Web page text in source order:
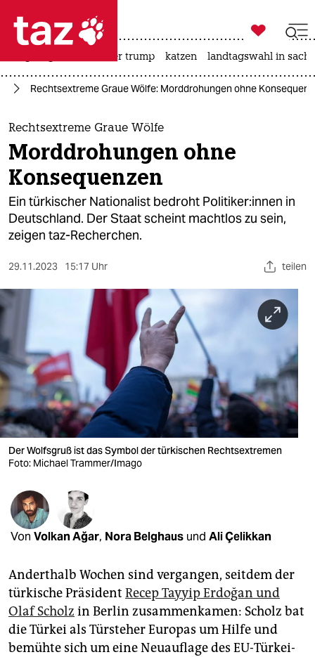
 taz zahl ich
taz zahl ich
themen
politik
öko
gesellschaft
sport
berlin
nord
wahrheit
verlag
verlag
veranstaltungen
shop
fragen & hilfe
unterstützen
abo
genossenschaft
epaper login

taz zahl ich
usa unter trump katzen landtagswahl in
Rechtsextreme Graue Wölfe: Morddrohungen ohne
Rechtsextreme Graue Wölfe
Morddrohungen ohne
Konsequenzen
Ein türkischer Nationalist bedroht Po­li­ti­ke­r:in­nen in
Deutschland. Der Staat scheint machtlos zu sein,
zeigen taz-Recherchen.
29.11.2023 15:17 Uhr teilen
Der Wolfsgruß ist das Symbol der türkischen Rechtsextremen
Foto: Michael Trammer/Imago
Von Volkan Ağar, Nora Belghaus und Ali Çelikkan
Anderthalb Wochen sind vergangen, seitdem der
türkische Präsident Recep Tayyip Erdoğan und
Olaf Scholz in Berlin zusammenkamen: Scholz bat
die Türkei als Türsteher Europas um Hilfe und
bemühte sich um eine Neuauflage des EU-Türkei-